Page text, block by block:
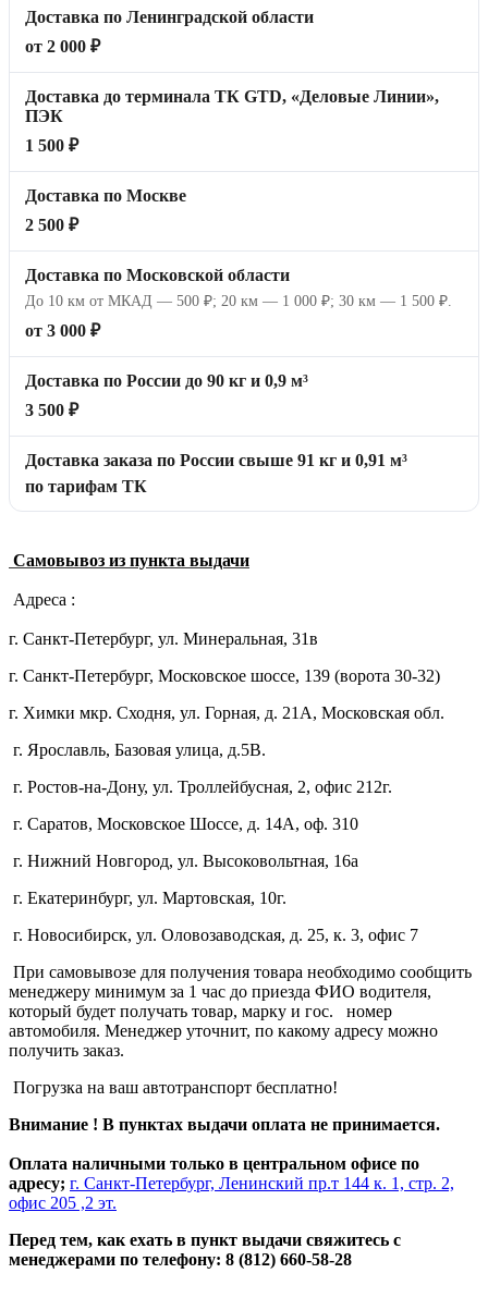
Доставка по Ленинградской области
от 2 000 ₽
Доставка до терминала ТК GTD, «Деловые Линии»,
ПЭК
1 500 ₽
Доставка по Москве
2 500 ₽
Доставка по Московской области
До 10 км от МКАД — 500 ₽; 20 км — 1 000 ₽; 30 км — 1 500 ₽.
от 3 000 ₽
Доставка по России до 90 кг и 0,9 м³
3 500 ₽
Доставка заказа по России свыше 91 кг и 0,91 м³
по тарифам ТК
Самовывоз из пункта выдачи
Адреса :
г. Санкт-Петербург, ул. Минеральная, 31в
г. Санкт-Петербург, Московское шоссе, 139 (ворота 30-32)
г. Химки мкр. Сходня, ул. Горная, д. 21А, Московская обл.
г. Ярославль, Базовая улица, д.5В.
г. Ростов-на-Дону, ул. Троллейбусная, 2, офис 212г.
г. Саратов, Московское Шоссе, д. 14А, оф. 310
г. Нижний Новгород, ул. Высоковольтная, 16а
г. Екатеринбург, ул. Мартовская, 10г.
г. Новосибирск, ул. Оловозаводская, д. 25, к. 3, офис 7
При самовывозе для получения товара необходимо сообщить
менеджеру минимум за 1 час до приезда ФИО водителя,
который будет получать товар, марку и гос. номер
автомобиля. Менеджер уточнит, по какому адресу можно
получить заказ.
Погрузка на ваш автотранспорт бесплатно!
Внимание ! В пунктах выдачи оплата не принимается.
Оплата наличными только в центральном офисе по
адресу; г. Санкт-Петербург, Ленинский пр.т 144 к. 1, стр. 2,
офис 205 ,2 эт.
Перед тем, как ехать в пункт выдачи свяжитесь с
менеджерами по телефону: 8 (812) 660-58-28